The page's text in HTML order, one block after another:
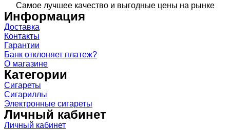
Самое лучшее качество и выгодные цены на рынке
Информация
Доставка
Контакты
Гарантии
Банк отклоняет платеж?
О магазине
Категории
Сигареты
Сигариллы
Электронные сигареты
Личный кабинет
Личный кабинет